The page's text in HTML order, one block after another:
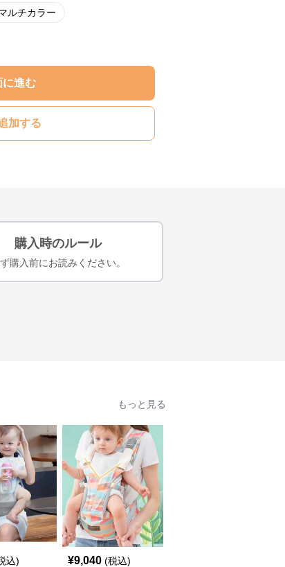
ルチカラー
に進む
加する
購入時のルール
購入前にお読みください。
もっと見る
込) ¥9,040 (税込)